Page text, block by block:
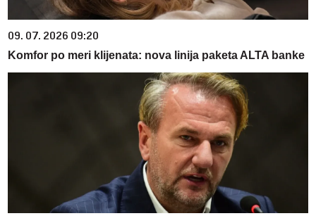
09. 07. 2026 09:20
Komfor po meri klijenata: nova linija paketa ALTA banke